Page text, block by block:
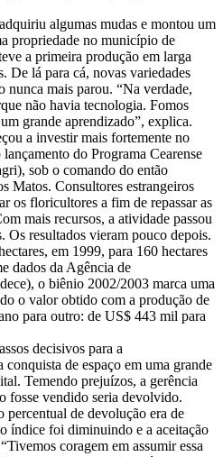
algumas mudas e montou um
propriedade no município de
a primeira produção em larga
De lá para cá, novas variedades
nunca mais parou. “Na verdade,
não havia tecnologia. Fomos
grande aprendizado”, explica.
a investir mais fortemente no
do Programa Cearense
sob o comando do então
Matos. Consultores estrangeiros
os floricultores a fim de repassar as
mais recursos, a atividade passou
Os resultados vieram pouco depois.
em 1999, para 160 hectares
dados da Agência de
o biênio 2002/2003 marca uma
o valor obtido com a produção de
para outro: de US$ 443 mil para
decisivos para a
de espaço em uma grande
Temendo prejuízos, a gerência
fosse vendido seria devolvido.
percentual de devolução era de
índice foi diminuindo e a aceitação
coragem em assumir essa